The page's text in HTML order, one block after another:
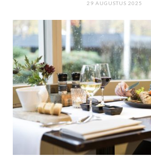
29 AUGUSTUS 2025